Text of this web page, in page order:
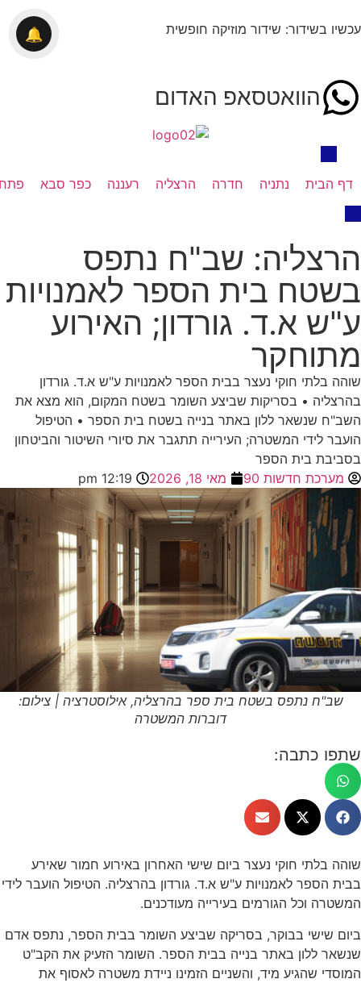
עכשיו בשידור: שידור מוזיקה חופשית
הוואטסאפ האדום
דף הבית נתניה חדרה הרצליה רעננה כפר סבא
הרצליה: שב"ח נתפס
בשטח בית הספר לאמנויות
ע"ש א.ד. גורדון; האירוע
מתוחקר
שוהה בלתי חוקי נעצר בבית הספר לאמנויות ע"ש א.ד. גורדון
בהרצליה • בסריקות שביצע השומר בשטח המקום, הוא מצא את
השב"ח שנשאר ללון באתר בנייה בשטח בית הספר • הטיפול
הועבר לידי המשטרה; העירייה תתגבר את סיורי השיטור והביטחון
בסביבת בית הספר
מערכת חדשות 90
מאי 18, 2026 12:19 pm
שב"ח נתפס בשטח בית ספר בהרצליה, אילוסטרציה | צילום:
דוברות המשטרה
שתפו כתבה:
שוהה בלתי חוקי נעצר ביום שישי האחרון באירוע חמור שאירע
בבית הספר לאמנויות ע"ש א.ד. גורדון בהרצליה. הטיפול הועבר לידי
המשטרה וכל הגורמים בעירייה מעודכנים.
ביום שישי בבוקר, בסריקה שביצע השומר בבית הספר, נתפס אדם
שנשאר ללון באתר בנייה בבית הספר. השומר הזעיק את הקב"ט
המוסדי שהגיע מיד, והשניים הזמינו ניידת משטרה לאסוף את
🔔